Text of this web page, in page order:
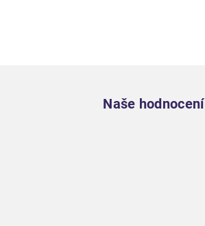
Naše hodnocení